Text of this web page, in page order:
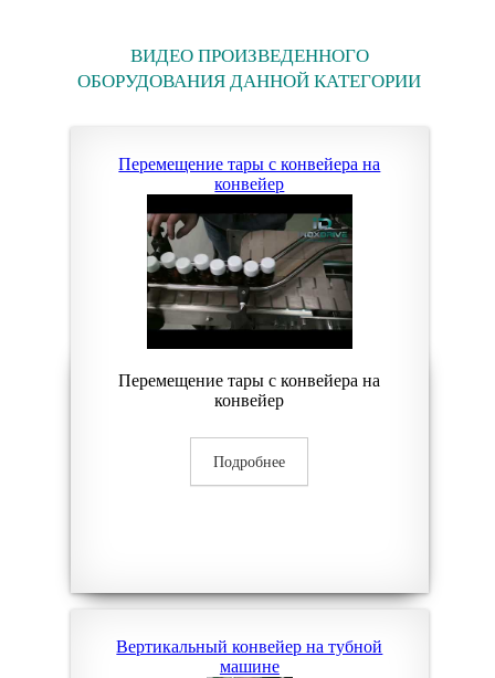
ВИДЕО ПРОИЗВЕДЕННОГО
ОБОРУДОВАНИЯ ДАННОЙ КАТЕГОРИИ
Перемещение тары с конвейера на
конвейер
Перемещение тары с конвейера на
конвейер
Подробнее
Вертикальный конвейер на тубной
машине